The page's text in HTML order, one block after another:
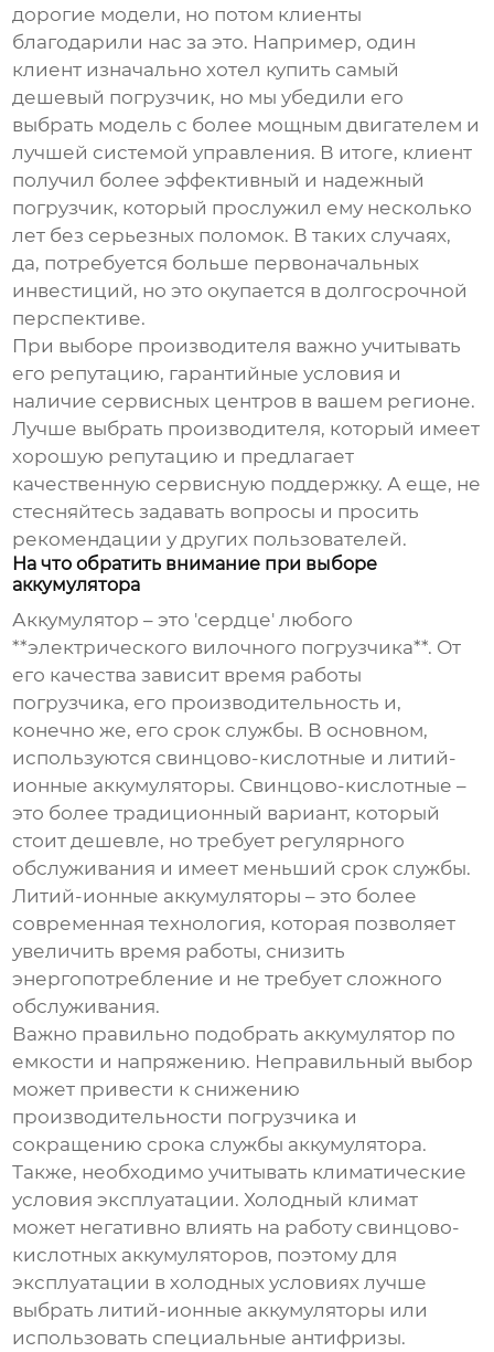
дорогие модели, но потом клиенты
благодарили нас за это. Например, один
клиент изначально хотел купить самый
дешевый погрузчик, но мы убедили его
выбрать модель с более мощным двигателем и
лучшей системой управления. В итоге, клиент
получил более эффективный и надежный
погрузчик, который прослужил ему несколько
лет без серьезных поломок. В таких случаях,
да, потребуется больше первоначальных
инвестиций, но это окупается в долгосрочной
перспективе.
При выборе производителя важно учитывать
его репутацию, гарантийные условия и
наличие сервисных центров в вашем регионе.
Лучше выбрать производителя, который имеет
хорошую репутацию и предлагает
качественную сервисную поддержку. А еще, не
стесняйтесь задавать вопросы и просить
рекомендации у других пользователей.
На что обратить внимание при выборе
аккумулятора
Аккумулятор – это 'сердце' любого
**электрического вилочного погрузчика**. От
его качества зависит время работы
погрузчика, его производительность и,
конечно же, его срок службы. В основном,
используются свинцово-кислотные и литий-
ионные аккумуляторы. Свинцово-кислотные –
это более традиционный вариант, который
стоит дешевле, но требует регулярного
обслуживания и имеет меньший срок службы.
Литий-ионные аккумуляторы – это более
современная технология, которая позволяет
увеличить время работы, снизить
энергопотребление и не требует сложного
обслуживания.
Важно правильно подобрать аккумулятор по
емкости и напряжению. Неправильный выбор
может привести к снижению
производительности погрузчика и
сокращению срока службы аккумулятора.
Также, необходимо учитывать климатические
условия эксплуатации. Холодный климат
может негативно влиять на работу свинцово-
кислотных аккумуляторов, поэтому для
эксплуатации в холодных условиях лучше
выбрать литий-ионные аккумуляторы или
использовать специальные антифризы.